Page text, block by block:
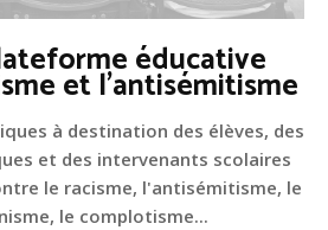
éducative
et l'antisémitisme
à destination des élèves, des
et des intervenants scolaires
le racisme, l'antisémitisme, le
le complotisme...